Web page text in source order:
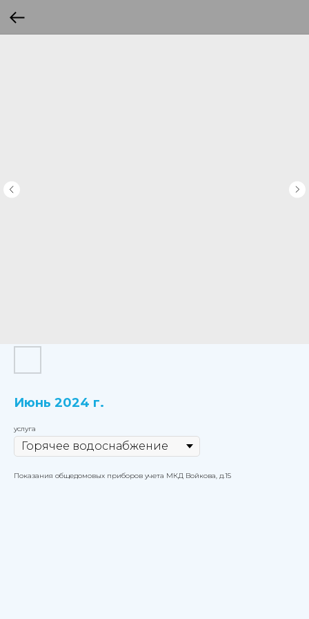
Июнь 2024 г.
услуга
Показания общедомовых приборов учета МКД Войкова, д.15